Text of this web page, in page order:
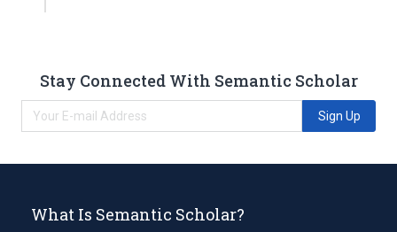
Stay Connected With Semantic Scholar
Sign Up
What Is Semantic Scholar?